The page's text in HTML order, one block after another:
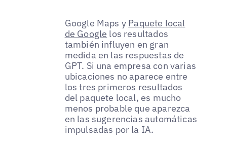
Google Maps y Paquete local
de Google los resultados
también influyen en gran
medida en las respuestas de
GPT. Si una empresa con varias
ubicaciones no aparece entre
los tres primeros resultados
del paquete local, es mucho
menos probable que aparezca
en las sugerencias automáticas
impulsadas por la IA.